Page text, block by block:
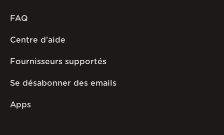
FAQ
Centre d'aide
Fournisseurs supportés
Se désabonner des emails
Apps